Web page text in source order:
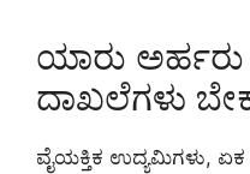
ಯಾರು
ದಾಖಲೆಗಳು
ವೈಯಕ್ತಿಕ ಉದ್ಯಮಿಗಳು, ಏಕ